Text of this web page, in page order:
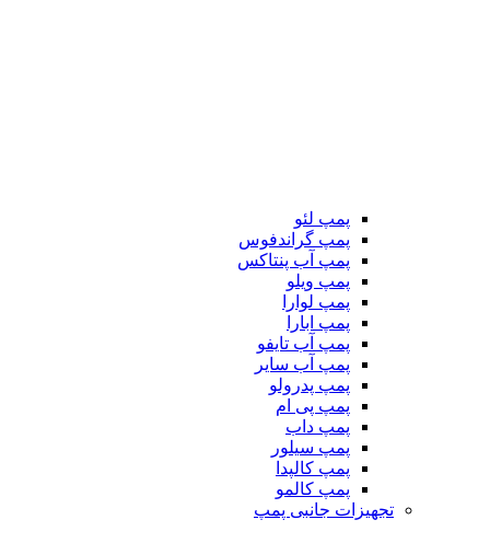
پمپ لئو
پمپ گراندفوس
پمپ آب پنتاکس
پمپ ویلو
پمپ لوارا
پمپ ابارا
پمپ آب تایفو
پمپ آب سایر
پمپ پدرولو
پمپ پی ام
پمپ داب
پمپ سیلور
پمپ کالپدا
پمپ کالمو
تجهیزات جانبی پمپ